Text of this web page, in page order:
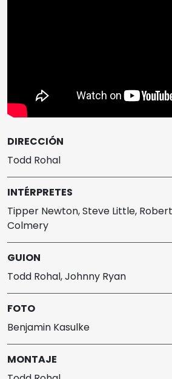
DIRECCIÓN
Todd Rohal
INTÉRPRETES
Tipper Newton, Steve Little,
Colmery
GUION
Todd Rohal, Johnny Ryan
FOTO
Benjamin Kasulke
MONTAJE